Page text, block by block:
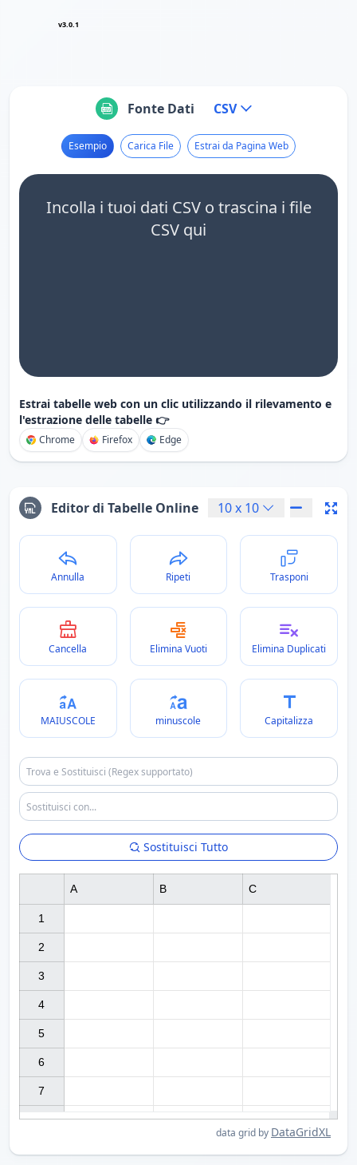
v3.0.1
Fonte Dati CSV
Esempio Carica File Estrai da Pagina Web
Incolla i tuoi dati CSV o trascina i file
CSV qui
Estrai tabelle web con un clic utilizzando il rilevamento e
l'estrazione delle tabelle 👉
Chrome Firefox Edge
Editor di Tabelle Online 10x 10
Annulla Ripeti Trasponi
Cancella Elimina Vuoti Elimina Duplicati
MAIUSCOLE minuscole Capitalizza
Sostituisci Tutto
1
2
3
4
5
6
7
A B C
data grid by DataGridXL